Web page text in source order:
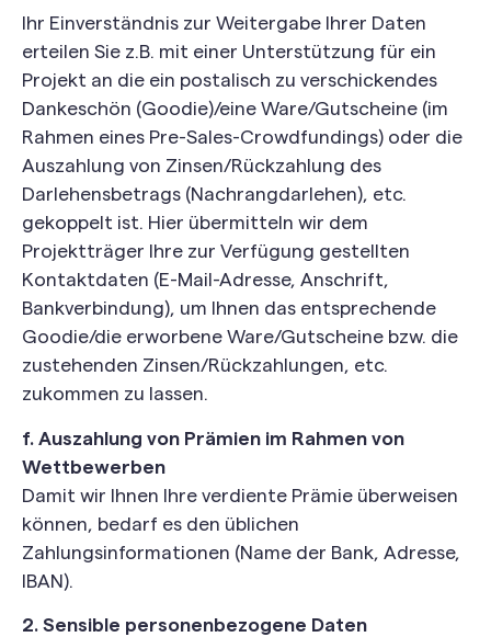
Ihr Einverständnis zur Weitergabe Ihrer Daten
erteilen Sie z.B. mit einer Unterstützung für ein
Projekt an die ein postalisch zu verschickendes
Dankeschön (Goodie)/eine Ware/Gutscheine (im
Rahmen eines Pre-Sales-Crowdfundings) oder die
Auszahlung von Zinsen/Rückzahlung des
Darlehensbetrags (Nachrangdarlehen), etc.
gekoppelt ist. Hier übermitteln wir dem
Projektträger Ihre zur Verfügung gestellten
Kontaktdaten (E-Mail-Adresse, Anschrift,
Bankverbindung), um Ihnen das entsprechende
Goodie/die erworbene Ware/Gutscheine bzw. die
zustehenden Zinsen/Rückzahlungen, etc.
zukommen zu lassen.
f. Auszahlung von Prämien im Rahmen von
Wettbewerben
Damit wir Ihnen Ihre verdiente Prämie überweisen
können, bedarf es den üblichen
Zahlungsinformationen (Name der Bank, Adresse,
IBAN).
2. Sensible personenbezogene Daten